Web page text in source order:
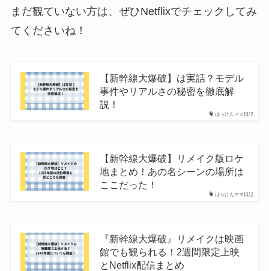
まだ観ていない方は、ぜひNetflixでチェックしてみ
てくださいね！
はっけんママ日記
【新幹線大爆破】は実話？モデル
事件やリアルさの秘密を徹底解
説！
はっけんママ日記
【新幹線大爆破】リメイク版ロケ
地まとめ！あの名シーンの場所は
ここだった！
『新幹線大爆破』リメイクは映画
館でも観られる！2週間限定上映
とNetflix配信まとめ